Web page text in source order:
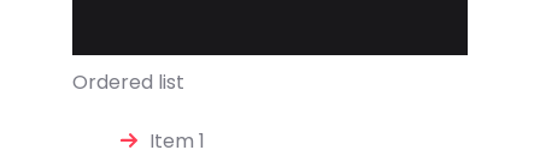
Ordered list
Item 1